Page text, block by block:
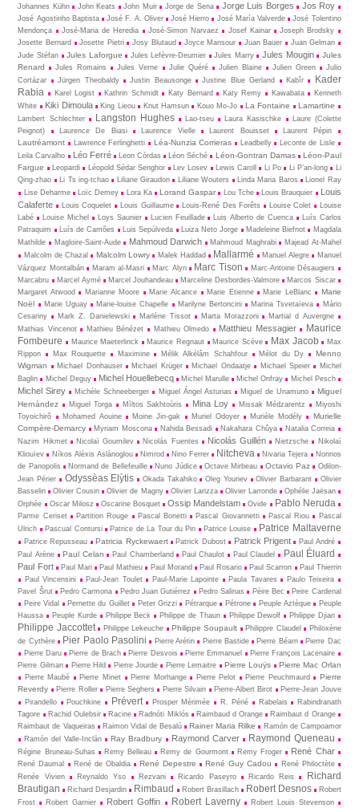
Johannes Kühn
John Keats John Muir Jorge de Sena Jorge Luis Borges Jos Roy
José Agostinho Baptista José F. A. Oliver José Hierro José María Valverde
José Tolentino
Mendonça
José-Maria de Heredia José-Simon Narvaez Josef Kainar
Joseph Brodsky
Josette Bernard
Josette Pietri Josy Blutaud Joyce Mansour Juan Bauer
Juan Gelman
Jude Stéfan
Jules Laforgue Jules Lefèvre-Deumier Jules Marry Jules Mougin
Jules
Renard
Jules Romains Jules Verne Julie Quéré Julien Blaine Julien Green
Julio
Cortázar
Jürgen Theobaldy Justin Beausonge Justine Blue Gerland Kabîr
Kader
Rabia
Karel Logist Kathrin Schmidt Katy Bernard Katy Remy Kawabata
Kenneth
White
Kiki Dimoula King Lieou Knut Hamsun Kouo Mo-Jo La Fontaine Lamartine
Lambert Schlechter Langston Hughes Lao-tseu Laura Kasischke
Laure (Colette
Peignot)
Laurence De Biasi Laurence Vielle Laurent Bouisset Laurent Pépin
Lautréamont Lawrence Ferlinghetti Léa-Nunzia Corrieras Leadbelly
Leconte de Lisle
Leila Carvalho
Léo Ferré Leon Còrdas Léon Séché Léon-Gontran Damas
Léon-Paul
Fargue
Leopardi Léopold Sédar Senghor Lev Losev Lewis Caroll Li Po Li P’an-long
Li
Qing-zhao
Li Ts ing-tchao Liliane Giraudon Liliane Wouters Linda Maria Baros
Lionel Ray
Lise Deharme
Loïc Demey Lora Ka Lorand Gaspar Lou Tche Louis Brauquier
Louis
Calaferte
Louis Coquelet Louis Guillaume Louis-René Des Forêts Louise Colet
Louise
Labé
Louise Michel Loys Saunier Lucien Feuillade Luis Alberto de Cuenca
Luís Carlos
Patraquim
Luís de Camões Luis Sepúlveda Luiza Neto Jorge Madeleine Biefnot
Magdala
Mathilde
Magloire-Saint-Aude Mahmoud Darwich Mahmoud Maghrabi
Majead At-Mahel
Malcolm de Chazal
Malcolm Lowry Malek Haddad Mallarmé Manuel Alegre
Manuel
Vázquez Montalbán
Maram al-Masri Marc Alyn Marc Tison
Marc-Antoine Désaugiers
Marcabru
Marcel Aymé Marcel Jouhandeau Marceline Desbordes-Valmore
Marcos Siscar
Margaret Atwood
Marianne Moore Marie Alcance Marie Etienne Marie LeBlanc
Marie
Noël
Marie Uguay Marie-louise Chapelle Marilyne Bertoncini Marina Tsvetaïeva
Mário
Cesariny
Mark Z. Danielewski Marlène Tissot Marta Morazzoni
Martial d Auvergne
Mathias Vincenot
Mathieu Bénézet Mathieu Olmedo Matthieu Messagier
Maurice
Fombeure
Maurice Maeterlinck Maurice Regnaut Maurice Scève Max Jacob
Max
Rippon
Max Rouquette Maximine Mélik Alkélâm Schahfour Mélot du Dy
Menno
Wigman
Michael Donhauser Michael Krüger Michael Ondaatje Michael Speier
Michel
Baglin
Michel Deguy Michel Houellebecq Michel Marulle Michel Onfray Michel Pesch
Michel Sirey Michèle Schneeberger Miguel Ángel Asturias Miguel de Unamuno
Miguel
Hernández
Miguel Torga Mìltos Sakhtoùris Mina Loy Missak Médzarentz
Miyoshi
Toyoichirô
Mohamed Aouine Moine Jin-gak Muriel Odoyer Murièle Modély
Murielle
Compère-Demarcy
Myriam Moscona Nahida Bessadi Nakahara Chûya
Natalia Correia
Nazim Hikmet
Nicolaï Goumilev Nicolás Fuentes Nicolás Guillén Nietz­sche
Nikolaï
Kliouïev
Níkos Alèxis Aslànoglou Nimrod Nino Ferrer Nitcheva Nivaria Tejera
Nonnos
de Panopolis
Normand de Bellefeuille Nuno Júdice Octave Mirbeau Octavio Paz
Odilon-
Jean Périer
Odyssèas Elỳtis Okada Takahiko Oleg Youriev Olivier Barbarant
Olivier
Basselin
Olivier Cousin Olivier de Magny Olivier Larizza Olivier Larronde
Ophélie Jaësan
Orphée
Oscar Milosz Oscarine Bosquet Ossip Mandelstam Ovide Pablo Neruda
Parme Ceriset Partition Rouge Pascal Bonetti Pascal Giovannetti Pascal Riou
Pascal
Ulrich
Pascual Contursi Patrice de La Tour du Pin Patrice Louise Patrice Maltaverne
Patrice Repusseau Patricia Ryckewaert Patrick Dubost Patrick Prigent
Paul André
Paul Arène
Paul Celan Paul Chamberland Paul Chaulot Paul Claudel Paul Éluard
Paul Fort Paul Mari Paul Mathieu Paul Morand Paul Rosario Paul Scarron
Paul Thierrin
Paul Vincensini
Paul-Jean Toulet Paul-Marie Lapointe Paula Tavares
Paulo Teixeira
Pavel Šrut
Pedro Carmona Pedro Juan Gutiérrez Pedro Salinas Pèire Bec
Peire Cardenal
Peire Vidal
Pernette du Guillet Peter Grizzi Pétrarque Pétrone Peuple Aztèque
Peuple
Haussa
Peuple Kurde Philippe Beck Philippe de Thaun Philippe Dewolf Philippe Djian
Philippe Jaccottet Philippe Lekeuche Philippe Soupault Philippre Claudel
Philoxène
de Cythère
Pier Paolo Pasolini Pierre Arétin Pierre Bastide Pierre Béarn
Pierre Dac
Pierre Daru
Pierre de Brach Pierre Desvois Pierre Emmanuel
Pierre François Lacenaire
Pierre Gilman
Pierre Hild Pierre Jourde Pierre Lemaitre Pierre Louÿs Pierre Mac Orlan
Pierre Maubé Pierre Minet Pierre Morhange Pierre Pelot Pierre Peuchmaurd
Pierre
Reverdy
Pierre Roller Pierre Seghers Pierre Silvain Pierre-Albert Birot
Pierre-Jean Jouve
Pirandello
Pouchkine Prévert Prosper Mérimée R. Périé Rabelais
Rabindranath
Tagore
Rachid Oulebsir Racine Radnóti Miklós Raimbaud d Orange
Raimbaut d Orange
Raimbaut de Vaqueiras
Raimon Vidal de Besalú Rainer Maria Rilke
Ramón de Campoamor
Ramón del Valle-Inclán
Ray Bradbury Raymond Carver Raymond Queneau
Régine Bruneau-Suhas Remy Belleau Remy de Gourmont Remy Froger René Char
René Daumal René de Obaldia René Depestre René Guy Cadou
René Philoctète
Renée Vivien
Reynaldo Yso Rezvani Ricardo Paseyro Ricardo Reis
Richard
Brautigan
Richard Desjardin Rimbaud Robert Brasillach Robert Desnos
Robert
Frost
Robert Garnier Robert Goffin Robert Laverny
Robert Louis Stevenson